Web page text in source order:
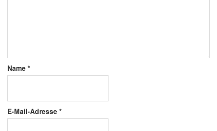
Name *
E-Mail-Adresse *